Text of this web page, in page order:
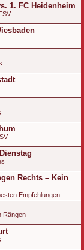
1. FC Heidenheim
Rechts – Kein
Empfehlungen
Rängen